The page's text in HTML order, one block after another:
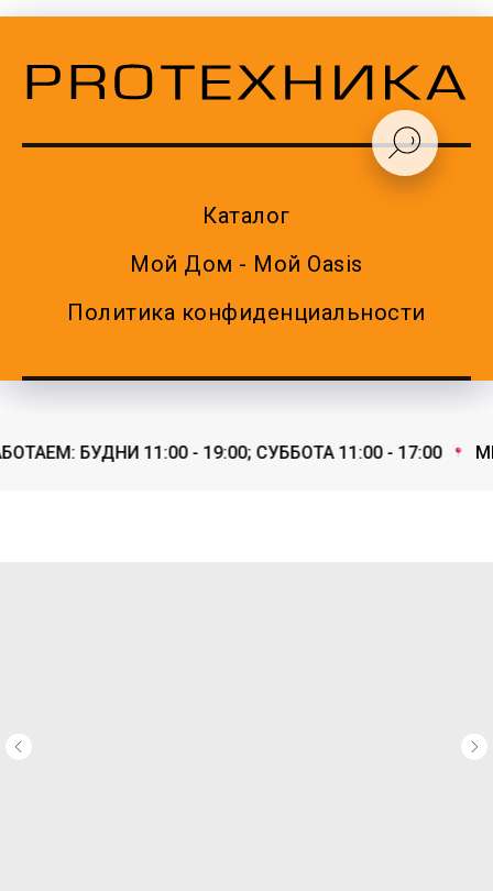
Каталог
Мой Дом - Мой Oasis
Политика конфиденциальности
БУДНИ 11:00 - 19:00; СУББОТА 11:00 - 17:00